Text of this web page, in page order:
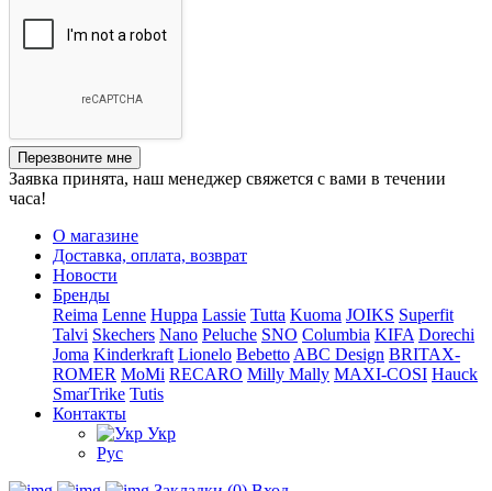
Перезвоните мне
Заявка принята, наш менеджер свяжется с вами в течении
часа!
О магазине
Доставка, оплата, возврат
Новости
Бренды
Reima Lenne Huppa Lassie Tutta Kuoma JOIKS Superfit
Talvi Skechers Nano Peluche SNO Columbia KIFA Dorechi
Joma Kinderkraft Lionelo Bebetto ABC Design BRITAX-
ROMER MoMi RECARO Milly Mally MAXI-COSI Hauck
SmarTrike Tutis
Контакты
Укр
Рус